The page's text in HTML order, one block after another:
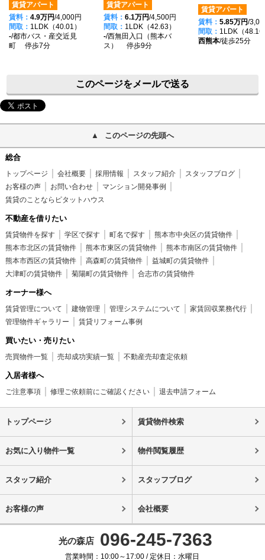
賃貸アパート
賃料： 4.9万円/4,000円
間取： 1LDK（40.01）
-/都市バス・産交近見
町 停歩7分
賃貸アパート
賃料： 6.1万円/4,500円
間取： 1LDK（42.63）
-/西無田入口（熊本バ
ス） 停歩9分
賃貸アパート
賃料： 5.85万円/
間取： 1LDK（48.16
西熊本/徒歩25分
このページをメールで送る
このページの先頭へ
総合
トップページ 会社概要 採用情報 スタッフ紹介
スタッフブログ
お客様の声
お問い合わせ
マンション開発事例
賃貸のことならピタットハウス
不動産を借りたい
賃貸物件を探す 学区で探す 町名で探す
熊本市中央区の賃貸物件
熊本市北区の賃貸物件
熊本市東区の賃貸物件
熊本市南区の賃貸物件
熊本市西区の賃貸物件
高森町の賃貸物件
益城町の賃貸物件
大津町の賃貸物件
菊陽町の賃貸物件 合志市の賃貸物件
オーナー様へ
賃貸管理について 建物管理 管理システムについて
家賃回収業務代行
管理物件ギャラリー
賃貸リフォーム事例
買いたい・売りたい
売買物件一覧 売却成功実績一覧 不動産売却査定依頼
入居者様へ
ご注意事項 修理ご依頼前にご確認ください 退去申請フォーム
トップページ 賃貸物件検索
お気に入り物件一覧 物件閲覧履歴
スタッフ紹介 スタッフブログ
お客様の声 会社概要
光の森店 096-245-7363
営業時間：10:00～17:00 / 定休日：水曜日